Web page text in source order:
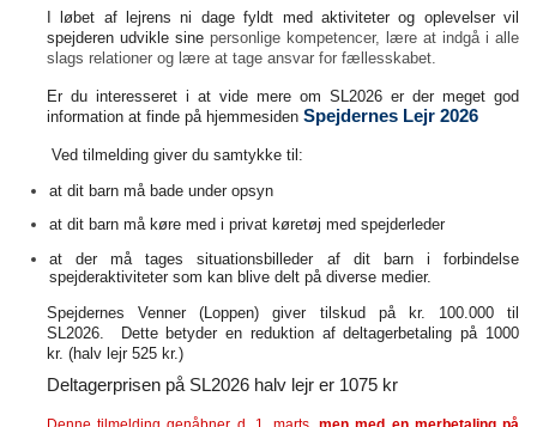
I løbet af lejrens ni dage fyldt med aktiviteter og oplevelser vil
spejderen udvikle sine personlige kompetencer, lære at indgå i alle
slags relationer og lære at tage ansvar for fællesskabet.
Er du interesseret i at vide mere om SL2026 er der meget god
information at finde på hjemmesiden Spejdernes Lejr 2026
Ved tilmelding giver du samtykke til:
at dit barn må bade under opsyn
at dit barn må køre med i privat køretøj med spejderleder
at der må tages situationsbilleder af dit barn i forbindelse
spejderaktiviteter som kan blive delt på diverse medier.
Spejdernes Venner (Loppen) giver tilskud på kr. 100.000 til
SL2026.
Dette betyder en reduktion af deltagerbetaling på 1000
kr. (halv lejr 525 kr.)
Deltagerprisen på SL2026 halv lejr er 1075 kr